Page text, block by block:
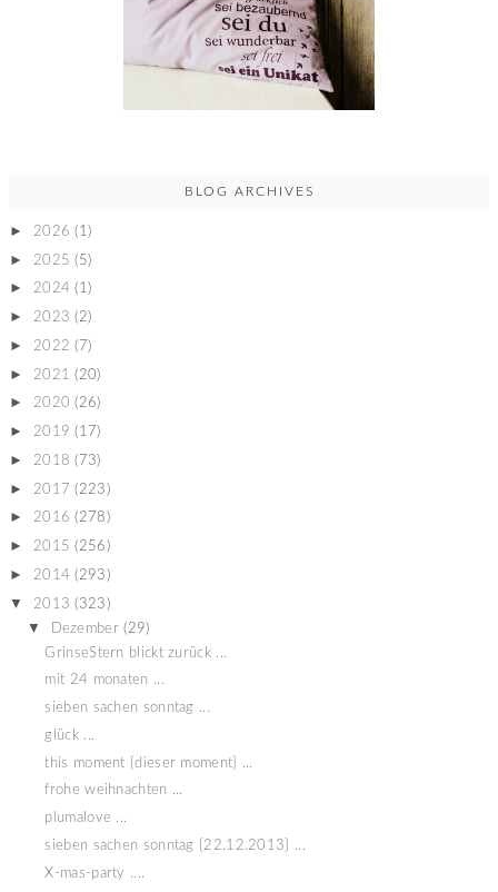
BLOG ARCHIVES
► 2026 (1)
► 2025 (5)
► 2024 (1)
► 2023 (2)
► 2022 (7)
► 2021 (20)
► 2020 (26)
► 2019 (17)
► 2018 (73)
► 2017 (223)
► 2016 (278)
► 2015 (256)
► 2014 (293)
▼ 2013 (323)
▼ Dezember (29)
GrinseStern blickt zurück ...
mit 24 monaten ...
sieben sachen sonntag ...
glück ...
this moment {dieser moment} ...
frohe weihnachten ...
plumalove ...
sieben sachen sonntag {22.12.2013} ...
X-mas-party ....